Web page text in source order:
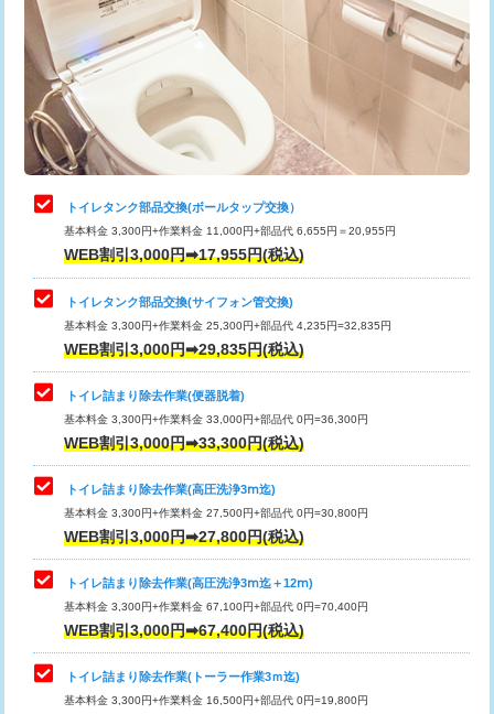
トイレタンク部品交換(ボールタップ交換）
基本料金 3,300円+作業料金 11,000円+部品代 6,655円＝20,955円
WEB割引3,000円➡17,955円(税込)
トイレタンク部品交換(サイフォン管交換)
基本料金 3,300円+作業料金 25,300円+部品代 4,235円=32,835円
WEB割引3,000円➡29,835円(税込)
トイレ詰まり除去作業(便器脱着)
基本料金 3,300円+作業料金 33,000円+部品代 0円=36,300円
WEB割引3,000円➡33,300円(税込)
トイレ詰まり除去作業(高圧洗浄3ⅿ迄)
基本料金 3,300円+作業料金 27,500円+部品代 0円=30,800円
WEB割引3,000円➡27,800円(税込)
トイレ詰まり除去作業(高圧洗浄3ⅿ迄＋12ⅿ)
基本料金 3,300円+作業料金 67,100円+部品代 0円=70,400円
WEB割引3,000円➡67,400円(税込)
トイレ詰まり除去作業(トーラー作業3ｍ迄)
基本料金 3,300円+作業料金 16,500円+部品代 0円=19,800円